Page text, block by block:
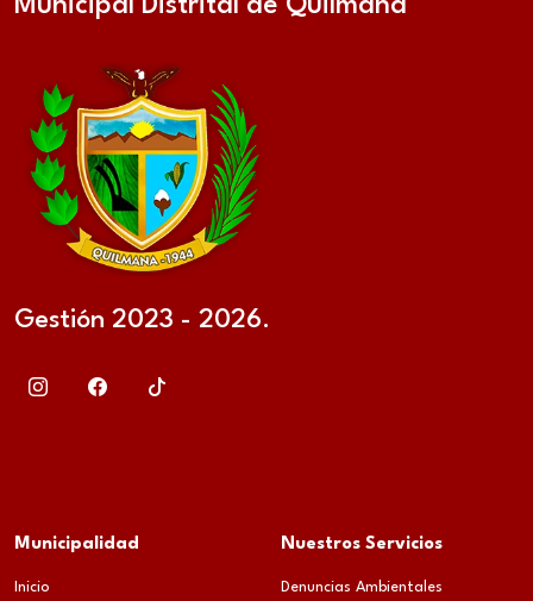
Municipal Distrital de Quilmaná
Gestión 2023 - 2026.
Municipalidad
Inicio
Nuestros Servicios
Denuncias Ambientales